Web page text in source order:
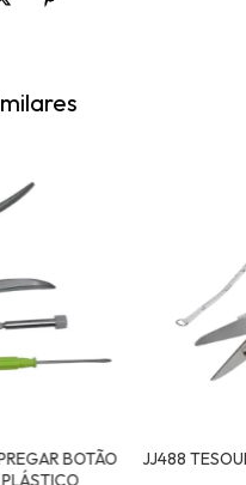
BOTÃO
JJ488